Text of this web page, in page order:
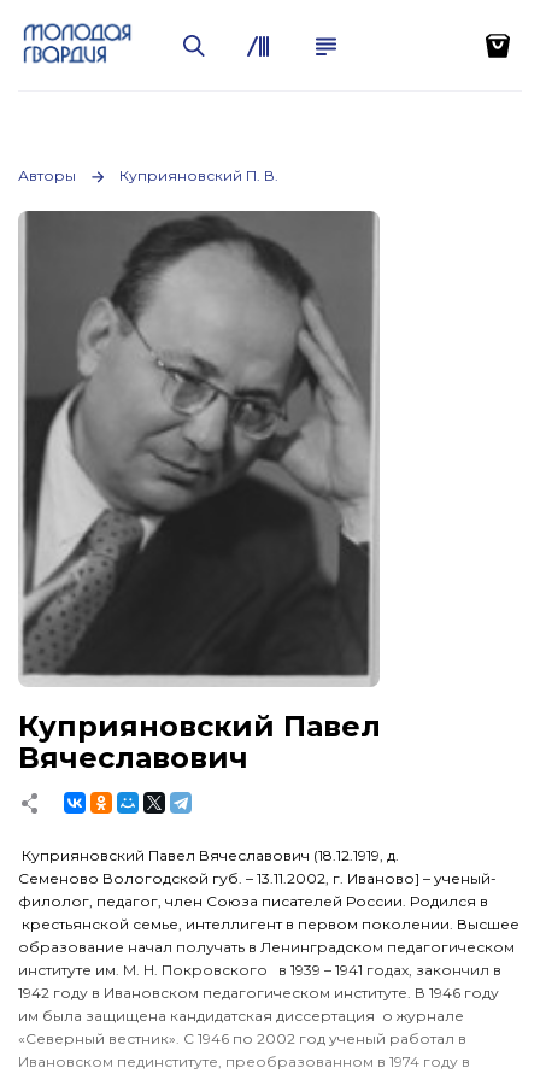
Авторы Куприяновский П. В.
Куприяновский Павел
Вячеславович
Куприяновский Павел Вячеславович (18.12.1919, д.
Семеново Вологодской губ. – 13.11.2002, г. Иваново] – ученый-
филолог, педагог, член Союза писателей России. Родился в
крестьянской семье, интеллигент в первом поколении. Высшее
образование начал получать в Ленинградском педагогическом
институте им. М. Н. Покровского в 1939 – 1941 годах, закончил в
1942 году в Ивановском педагогическом институте. В 1946 году
им была защищена кандидатская диссертация о журнале
«Северный вестник». С 1946 по 2002 год ученый работал в
Ивановском пединституте, преобразованном в 1974 году в